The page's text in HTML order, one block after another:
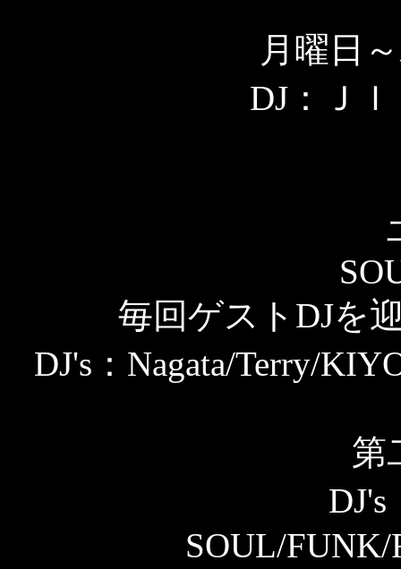
月曜日
DJ：Ｊ
毎回ゲストDJを
DJ's：Nagata/Terry/
第
DJ's
SOUL/